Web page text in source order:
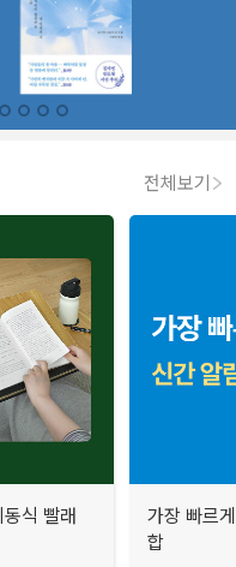
전체보기
식 빨래
가장 빠르
합